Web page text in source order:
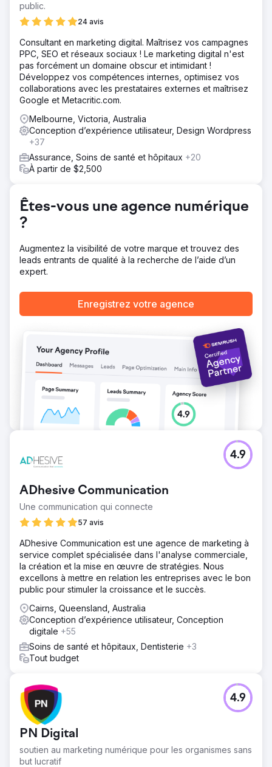
était limitée.
Solution
axée sur des mots-clés à forte intention d'achat dans les
domaines de la conformité RH, de la paie et de
l'intégration. Nous avons créé de nouvelles pages de
destination, des articles de blog détaillés et des études
de cas pour accompagner chaque étape du parcours
client. Les liens internes et les métadonnées ont été
optimisés.
Résultat
Les conversions mensuelles ont triplé en cinq mois. Le
trafic organique a augmenté de 189 % et le blog s'est
classé parmi les 5 premiers sur plus de 25 mots clés
le contenu.
public.
24 avis
Consultant en marketing digital. Maîtrisez vos campagnes
PPC, SEO et réseaux sociaux ! Le marketing digital n'est
pas forcément un domaine obscur et intimidant !
Développez vos compétences internes, optimisez vos
collaborations avec les prestataires externes et maîtrisez
Google et Metacritic.com.
Melbourne, Victoria, Australia
Conception d’expérience utilisateur, Design Wordpress
+37
Assurance, Soins de santé et hôpitaux +20
À partir de $2,500
Êtes-vous une agence numérique
?
Augmentez la visibilité de votre marque et trouvez des
leads entrants de qualité à la recherche de l’aide d’un
expert.
Enregistrez votre agence
ADhesive Communication
Une communication qui connecte
57 avis
4.9
ADhesive Communication est une agence de marketing à
service complet spécialisée dans l'analyse commerciale,
la création et la mise en œuvre de stratégies. Nous
excellons à mettre en relation les entreprises avec le bon
public pour stimuler la croissance et le succès.
Cairns, Queensland, Australia
Conception d’expérience utilisateur, Conception
digitale +55
Soins de santé et hôpitaux, Dentisterie +3
Tout budget
PN Digital
soutien au marketing numérique pour les organismes sans
but lucratif
4.9